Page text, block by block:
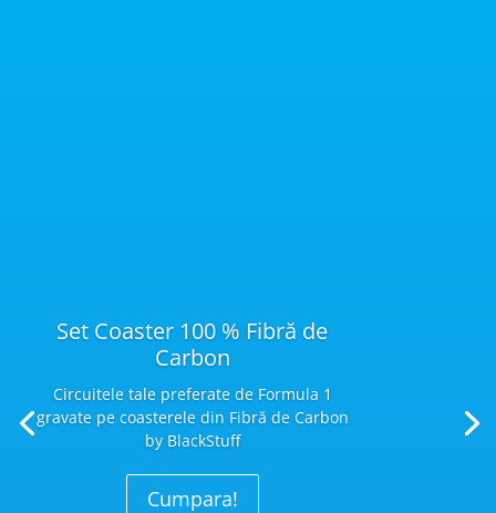
Set Coaster 100 % Fibră de
Carbon
Circuitele tale preferate de Formula 1
gravate pe coasterele din Fibră de Carbon
by BlackStuff
Cumpara!